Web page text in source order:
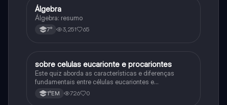
Matematica
Álgebra
Álgebra: resumo
7° 3,251 65
Biologia
sobre celulas eucarionte e procariontes
Este quiz aborda as características e diferenças
fundamentais entre células eucariontes e
procariontes.
1°EM 726 0